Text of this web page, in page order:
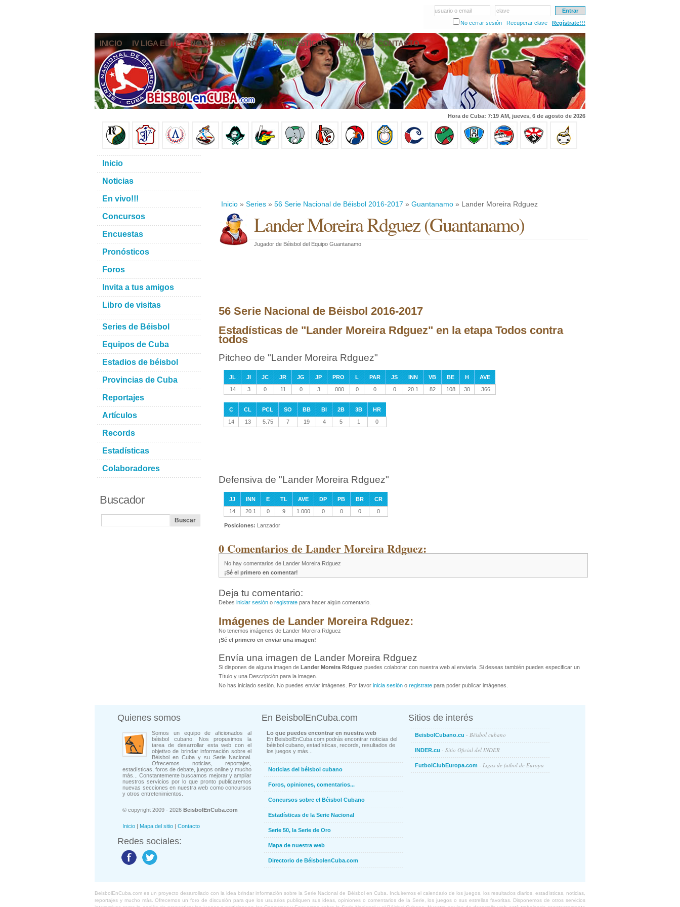
usuario o email
clave
No cerrar sesión
Recuperar clave Regístrate!!!
INICIO IV LIGA ELITE NOTICIAS FOROS PRONÓSTICOS EN VIVO CONTACTO
Hora de Cuba: 7:19 AM, jueves, 6 de agosto de 2026
Inicio » Series » 56 Serie Nacional de Béisbol 2016-2017 » Guantanamo » Lander Moreira Rdguez
Lander Moreira Rdguez(Guantanamo)
Jugador de Béisbol del Equipo Guantanamo
56 Serie Nacional de Béisbol 2016-2017
Estadísticas de "Lander Moreira Rdguez" en la etapa Todos contra
todos
Pitcheo de "Lander Moreira Rdguez"
JL JI JC JR JG JP PRO L PAR JS INN VB BE H
AVE
14
3 0 11 0 3 .000 0 0 0 20.1 82 108 30 .366
C CL PCL SO BB BI 2B 3B
HR
14
13 5.75 7 19 4 5 1 0
Defensiva de "Lander Moreira Rdguez"
JJ INN E TL AVE DP PB BR
CR
14
20.1 0 9 1.000 0 0 0 0
Posiciones: Lanzador
0 Comentarios de Lander Moreira Rdguez:
No hay comentarios de Lander Moreira Rdguez
¡Sé el primero en comentar!
Deja tu comentario:
Debes iniciar sesión o registrate para hacer algún comentario.
Imágenes de Lander Moreira Rdguez:
No tenemos imágenes de Lander Moreira Rdguez
¡Sé el primero en enviar una imagen!
Envía una imagen de Lander Moreira Rdguez
Si dispones de alguna imagen de Lander Moreira Rdguez puedes colaborar con nuestra web al enviarla. Si deseas también puedes especificar un
Título y una Descripción para la imagen.
No has iniciado sesión. No puedes enviar imágenes. Por favor inicia sesión o registrate para poder publicar imágenes.
Inicio
Noticias
En vivo!!!
Concursos
Encuestas
Pronósticos
Foros
Invita a tus amigos
Libro de visitas
Series de Béisbol
Equipos de Cuba
Estadios de béisbol
Provincias de Cuba
Reportajes
Artículos
Records
Estadísticas
Colaboradores
Buscador
Quienes somos
Somos un equipo de aficionados al
béisbol cubano. Nos propusimos la
tarea de desarrollar esta web con el
objetivo de brindar información sobre el
Béisbol en Cuba y su Serie Nacional.
Ofrecemos noticias, reportajes,
estadísticas, foros de debate, juegos online y mucho
más... Constantemente buscamos mejorar y ampliar
nuestros servicios por lo que pronto publicaremos
nuevas secciones en nuestra web como concursos
y otros entretenimientos.
© copyright 2009 - 2026 BeisbolEnCuba.com
Inicio | Mapa del sitio | Contacto
Redes sociales:
En BeisbolEnCuba.com
Lo que puedes encontrar en nuestra web
En BeisbolEnCuba.com podrás encontrar noticias del
béisbol cubano, estadísticas, records, resultados de
los juegos y más...
Noticias del béisbol cubano
Foros, opiniones, comentarios...
Concursos sobre el Béisbol Cubano
Estadísticas de la Serie Nacional
Serie 50, la Serie de Oro
Mapa de nuestra web
Directorio de BéisbolenCuba.com
Sitios de interés
BeisbolCubano.cu - Béisbol cubano
INDER.cu - Sitio Oficial del INDER
FutbolClubEuropa.com - Ligas de futbol de Europa
BeisbolEnCuba.com es un proyecto desarrollado con la idea brindar información sobre la Serie Nacional de Béisbol en Cuba. Incluiremos el calendario de los juegos, los resultados diarios, estadísticas, noticias,
reportajes y mucho más. Ofrecemos un foro de discusión para que los usuarios publiquen sus ideas, opiniones o comentarios de la Serie, los juegos o sus estrellas favoritas. Disponemos de otros servicios